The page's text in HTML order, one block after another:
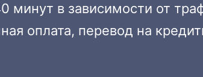
минут в зависимости от
оплата, перевод на